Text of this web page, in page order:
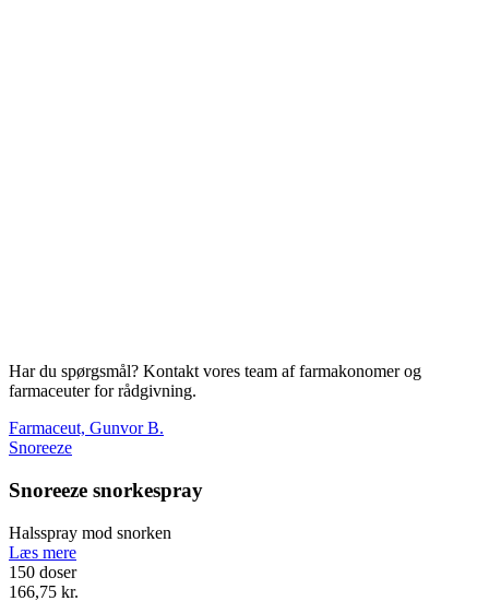
Har du spørgsmål? Kontakt vores team af farmakonomer og
farmaceuter for rådgivning.
Farmaceut, Gunvor B.
Snoreeze
Snoreeze snorkespray
Halsspray mod snorken
Læs mere
150 doser
166,75 kr.